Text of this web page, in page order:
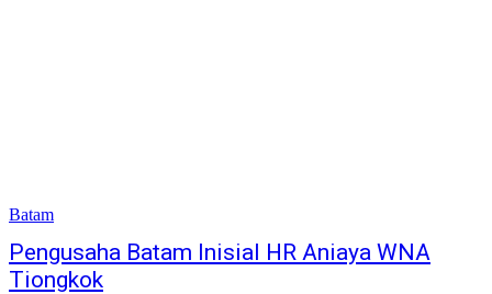
Batam
Pengusaha Batam Inisial HR Aniaya WNA
Tiongkok